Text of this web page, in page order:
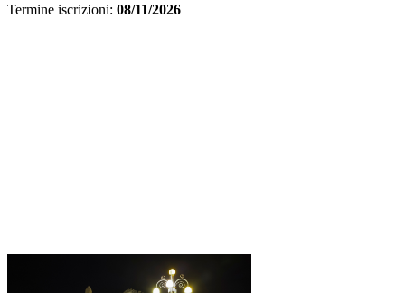
Termine iscrizioni: 08/11/2026